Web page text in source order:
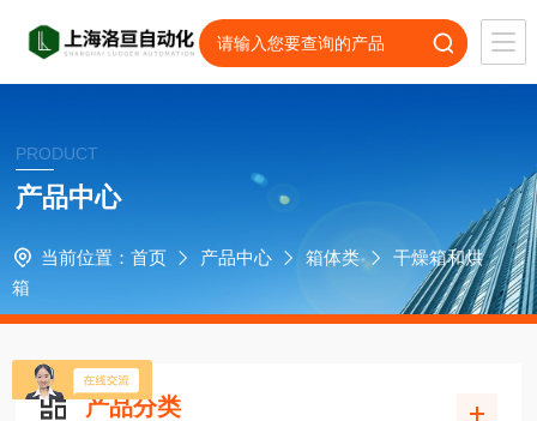
PRODUCT
产品中心
当前位置： 首页 产品中心 箱体类
干燥箱和烘
箱
产品分类